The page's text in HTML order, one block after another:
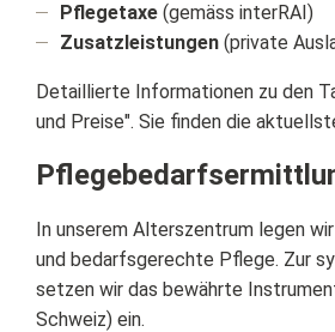
Pflegetaxe (gemäss interRAI)
Zusatzleistungen (private
Detaillierte Informationen zu den
und Preise". Sie finden die
In unserem Alterszentrum legen
und bedarfsgerechte Pflege. Zur
setzen wir das bewährte
Schweiz) ein.